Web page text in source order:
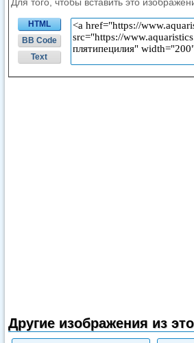
HTML
BB Code
Text
Другие изображения из